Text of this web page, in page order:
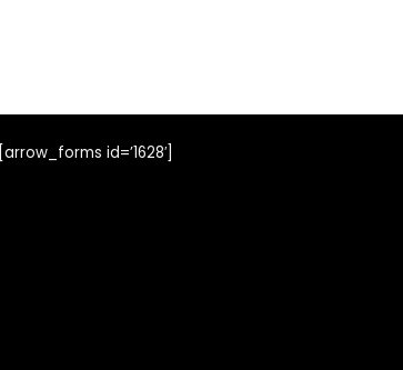
[arrow_forms id=’1628′]